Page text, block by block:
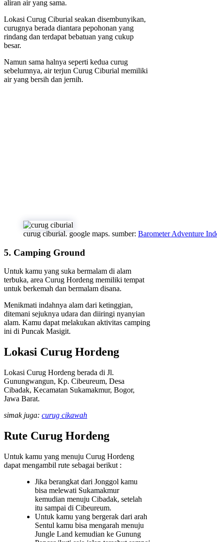
aliran air yang sama.
Lokasi Curug Ciburial seakan disembunyikan,
curugnya berada diantara pepohonan yang
rindang dan terdapat bebatuan yang cukup
besar.
Namun sama halnya seperti kedua curug
sebelumnya, air terjun Curug Ciburial memiliki
air yang bersih dan jernih.
curug ciburial. google maps. sumber: Barometer Adventure
5. Camping Ground
Untuk kamu yang suka bermalam di alam
terbuka, area Curug Hordeng memiliki tempat
untuk berkemah dan bermalam disana.
Menikmati indahnya alam dari ketinggian,
ditemani sejuknya udara dan diiringi nyanyian
alam. Kamu dapat melakukan aktivitas camping
ini di Puncak Masigit.
Lokasi Curug Hordeng
Lokasi Curug Hordeng berada di Jl.
Gunungwangun, Kp. Cibeureum, Desa
Cibadak, Kecamatan Sukamakmur, Bogor,
Jawa Barat.
simak juga: curug cikawah
Rute Curug Hordeng
Untuk kamu yang menuju Curug Hordeng
dapat mengambil rute sebagai berikut :
Jika berangkat dari Jonggol kamu
bisa melewati Sukamakmur
kemudian menuju Cibadak, setelah
itu sampai di Cibeureum.
Untuk kamu yang bergerak dari arah
Sentul kamu bisa mengarah menuju
Jungle Land kemudian ke Gunung